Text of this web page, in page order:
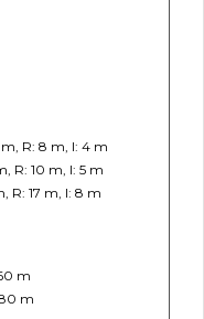
R: 8 m, I: 4 m
R: 10 m, I: 5 m
R: 17 m, I: 8 m
m
m